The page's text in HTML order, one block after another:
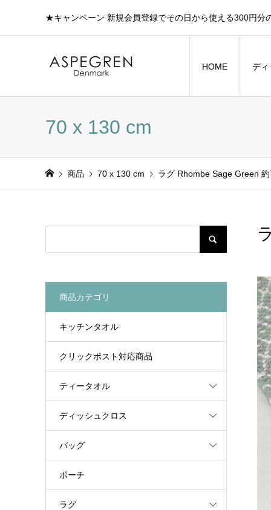
★キャンペーン 新規会員登録でその日から使える300円分
HOME ディ
70 x 130 cm
商品 70 x 130 cm ラグ Rhombe Sage Green
商品カテゴリ
キッチンタオル
クリックポスト対応商品
ティータオル
ディッシュクロス
バッグ
ポーチ
ラグ